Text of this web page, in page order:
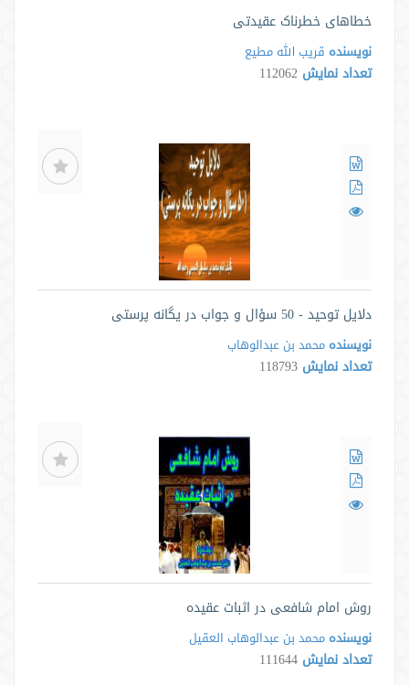
خطاهای خطرناک عقیدتی
نویسنده قریب الله مطیع
تعداد نمایش 112062
دلایل توحید - 50 سؤال و جواب در یگانه پرستی
نویسنده محمد بن عبدالوهاب
تعداد نمایش 118793
روش امام شافعی در اثبات عقیده
نویسنده محمد بن عبدالوهاب العقیل
تعداد نمایش 111644